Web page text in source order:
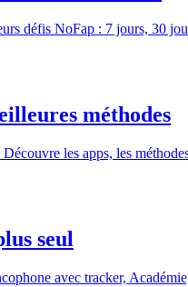
défis NoFap : 7 jours, 30
méthodes
les apps, les
seul
avec tracker,